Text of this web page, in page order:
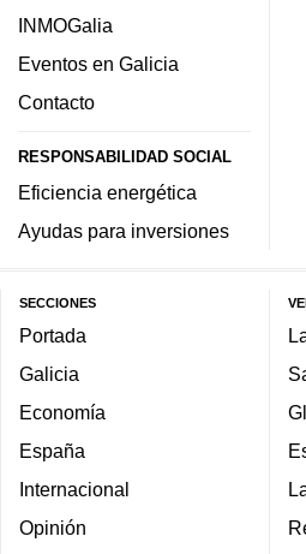
INMOGalia
Eventos en Galicia
Contacto
RESPONSABILIDAD SOCIAL
Eficiencia energética
Ayudas para inversiones
SECCIONES
Portada
Galicia
Economía
España
Internacional
Opinión